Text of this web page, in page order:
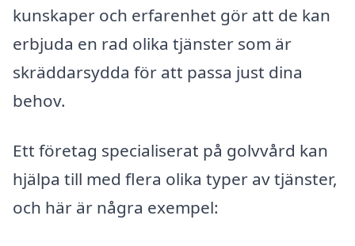
kunskaper och erfarenhet gör att de kan
erbjuda en rad olika tjänster som är
skräddarsydda för att passa just dina
behov.
Ett företag specialiserat på golvvård kan
hjälpa till med flera olika typer av tjänster,
och här är några exempel: